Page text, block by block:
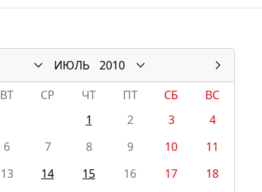
ИЮЛЬ
2010
ВТ СР ЧТ ПТ СБ
ВС
1
2 3
4
6 7 8 9 10
11
13 14 15 16 17
18